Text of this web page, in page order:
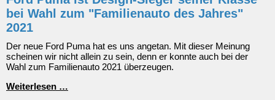
bei Wahl zum "Familienauto des Jahres"
2021
Der neue Ford Puma hat es uns angetan. Mit dieser Meinung
scheinen wir nicht allein zu sein, denn er konnte auch bei der
Wahl zum Familienauto 2021 überzeugen.
Weiterlesen …